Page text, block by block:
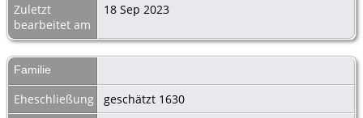
Zuletzt
bearbeitet am
18 Sep 2023
Familie
Eheschließung
geschätzt 1630